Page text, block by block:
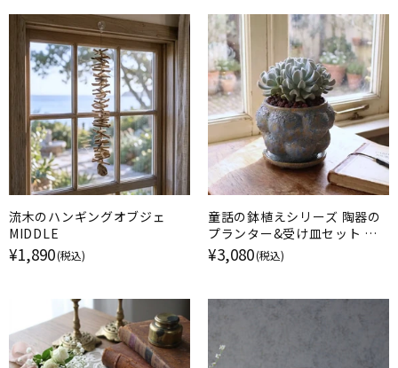
流木のハンギングオブジェ
MIDDLE
¥1,890(税込)
童話の鉢植えシリーズ 陶器の
プランター&受け皿セット ポ
コポコの青い花
¥3,080(税込)